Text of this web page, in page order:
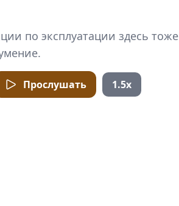
по эксплуатации здесь тоже
Прослушать 1.5x